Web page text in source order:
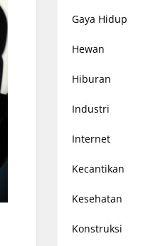
Gaya Hidup
Hewan
Hiburan
Industri
Internet
Kecantikan
Kesehatan
Konstruksi